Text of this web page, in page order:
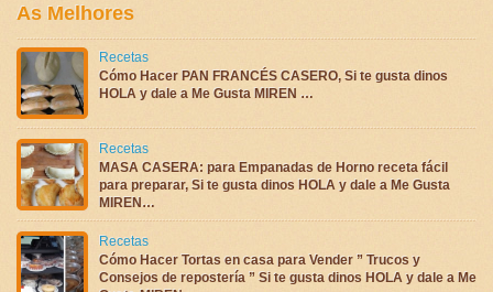
As Melhores
Recetas
Cómo Hacer PAN FRANCÉS CASERO, Si te gusta dinos
HOLA y dale a Me Gusta MIREN …
Recetas
MASA CASERA: para Empanadas de Horno receta fácil
para preparar, Si te gusta dinos HOLA y dale a Me Gusta
MIREN…
Recetas
Cómo Hacer Tortas en casa para Vender ” Trucos y
Consejos de repostería ” Si te gusta dinos HOLA y dale a Me